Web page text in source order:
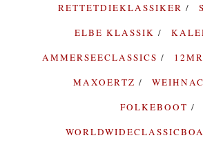
RETTETDIEKLASSIKER
ELBE KLASSIK
AMMERSEECLASSICS
12MR
MAXOERTZ
FOLKEBOOT